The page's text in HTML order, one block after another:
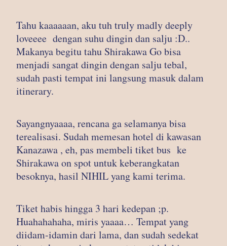
Tahu kaaaaaan, aku tuh truly madly deeply
loveeee dengan suhu dingin dan salju :D..
Makanya begitu tahu Shirakawa Go bisa
menjadi sangat dingin dengan salju tebal,
sudah pasti tempat ini langsung masuk dalam
itinerary.
Sayangnyaaaa, rencana ga selamanya bisa
terealisasi. Sudah memesan hotel di kawasan
Kanazawa , eh, pas membeli tiket bus ke
Shirakawa on spot untuk keberangkatan
besoknya, hasil NIHIL yang kami terima.
Tiket habis hingga 3 hari kedepan ;p.
Huahahahaha, miris yaaaa… Tempat yang
diidam-idamin dari lama, dan sudah sedekat